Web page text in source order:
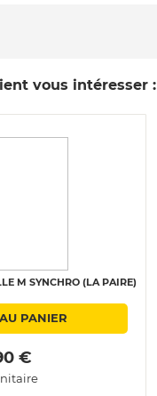
vous intéresser :
M SYNCHRO (LA PAIRE)
PANIER
€